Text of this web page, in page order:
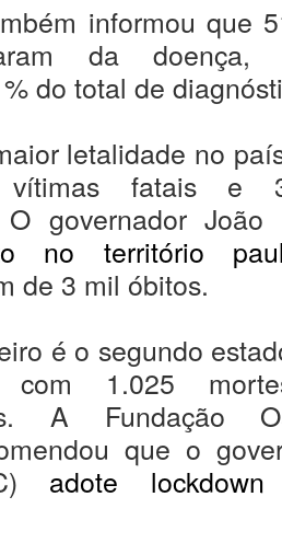
informou que
da doença,
do total de
letalidade no
fatais e
O governador João
no território
de 3 mil óbitos.
é o segundo
com 1.025
A Fundação
que o
adote lockdown